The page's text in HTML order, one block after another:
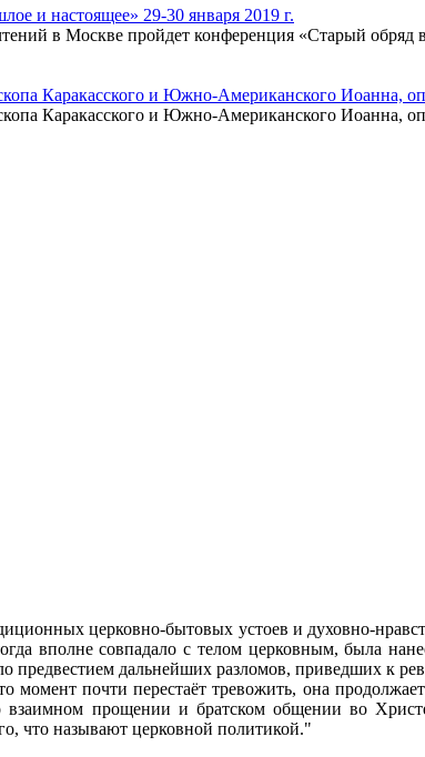
и настоящее» 29-30 января 2019 г.
в Москве пройдет конференция «Старый
Каракасского и Южно-Американского Иоанна,
Каракасского и Южно-Американского Иоанна,
церковно-бытовых устоев и духовно-
вполне совпадало с телом церковным, была
предвестием дальнейших разломов, приведших к
почти перестаёт тревожить, она
прощении и братском общении во
что называют церковной политикой."